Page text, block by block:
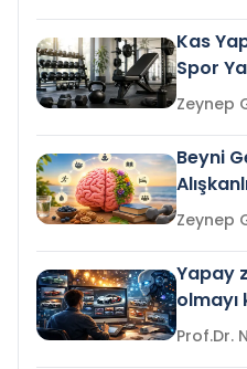
Kas
Spor
Beyni
Yapay